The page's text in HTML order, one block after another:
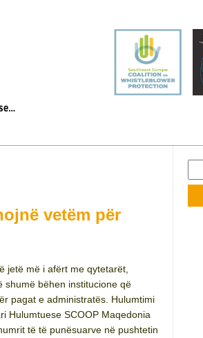
vetëm për
jetë më i afërt me qytetarët,
shumë bëhen institucione që
pagat e administratës. Hulumtimi
Hulumtuese SCOOP Maqedonia
të të punësuarve në pushtetin
for: